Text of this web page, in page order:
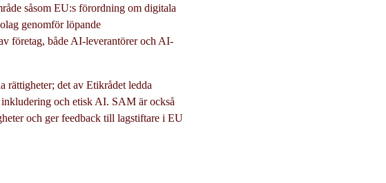
såsom EU:s förordning om digitala
genomför löpande
företag, både AI-leverantörer och AI-
det av Etikrådet ledda
och etisk AI. SAM är också
och ger feedback till lagstiftare i EU